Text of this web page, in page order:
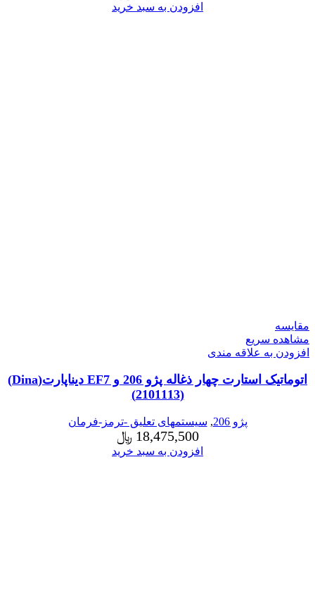
افزودن به سبد خرید
مقایسه
مشاهده سریع
افزودن به علاقه مندی
اتوماتیک استارت چهار ذغاله پژو 206 و EF7 دیناپارت(Dina)
(2101113)
پژو 206 , سیستمهای تعلیق -ترمز-فرمان
18,475,500 ﷼
افزودن به سبد خرید